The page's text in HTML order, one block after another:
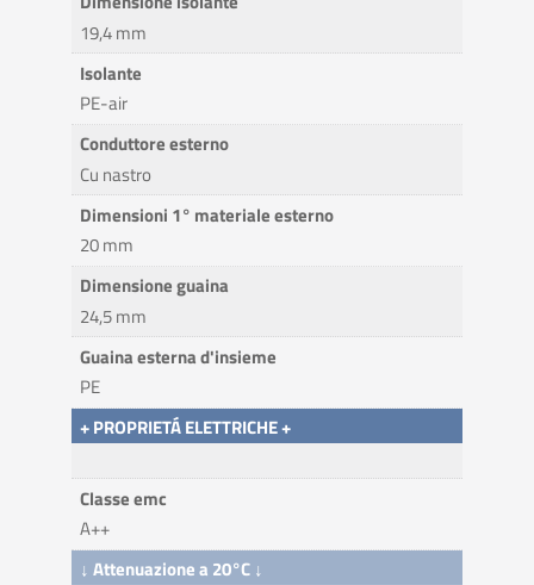
19,4 mm
Isolante
PE-air
Conduttore esterno
Cu nastro
Dimensioni 1° materiale esterno
20 mm
Dimensione guaina
24,5 mm
Guaina esterna d'insieme
PE
+ PROPRIETÁ ELETTRICHE +
Classe emc
A++
↓ Attenuazione a 20°C ↓